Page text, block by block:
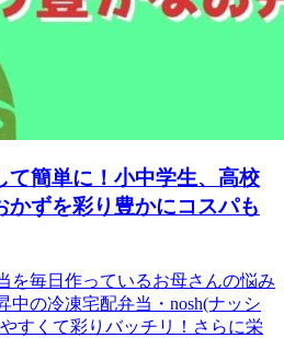
て簡単に！小中学生、高校
かずを彩り豊かにコスパも
を毎日作っているお母さんの悩み
中の冷凍宅配弁当・nosh(ナッシ
すくて彩りバッチリ！さらに栄